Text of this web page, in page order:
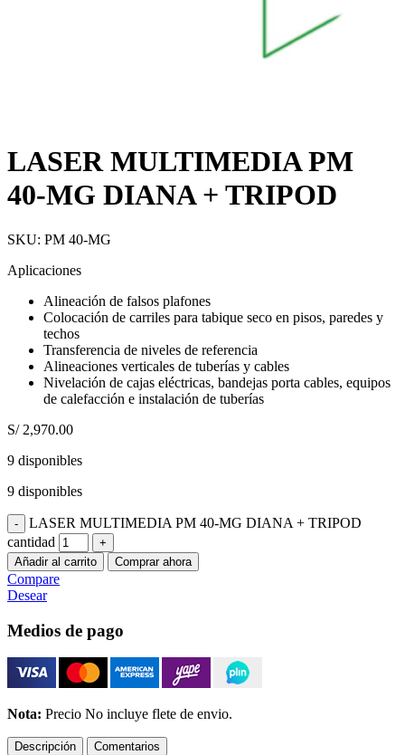
LASER MULTIMEDIA PM
40-MG DIANA + TRIPOD
SKU: PM 40-MG
Aplicaciones
Alineación de falsos plafones
Colocación de carriles para tabique seco en pisos, paredes y
techos
Transferencia de niveles de referencia
Alineaciones verticales de tuberías y cables
Nivelación de cajas eléctricas, bandejas porta cables, equipos
de calefacción e instalación de tuberías
S/2,970.00
9 disponibles
9 disponibles
LASER MULTIMEDIA PM 40-MG DIANA + TRIPOD
cantidad
Añadir al carrito Comprar ahora
Compare
Desear
Medios de pago
Nota: Precio No incluye flete de envio.
Descripción Comentarios